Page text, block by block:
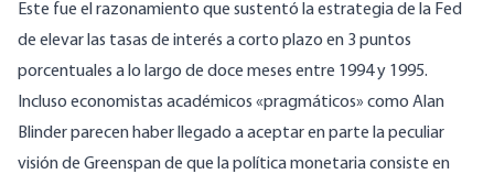
Este fue el razonamiento que sustentó la estrategia de la Fed
de elevar las tasas de interés a corto plazo en 3 puntos
porcentuales a lo largo de doce meses entre 1994 y 1995.
Incluso economistas académicos «pragmáticos» como Alan
Blinder parecen haber llegado a aceptar en parte la peculiar
visión de Greenspan de que la política monetaria consiste en